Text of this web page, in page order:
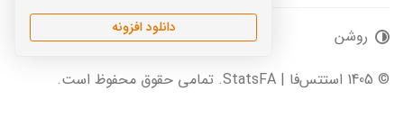
دانلود افزونه
© 1405 استتس‌فا | StatsFA. تمامی حقوق محفوظ است.
روشن